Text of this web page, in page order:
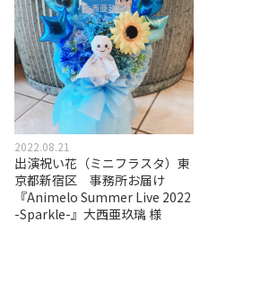
2022.08.21
出演祝い花（ミニフラスタ）東
京都新宿区 事務所お届け
『Animelo Summer Live 2022
-Sparkle-』大西亜玖璃 様